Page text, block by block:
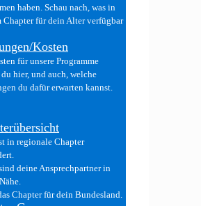
haben. Schau nach, was in
Chapter für dein Alter verfügbar
Kosten
für unsere Programme
hier, und auch, welche
du dafür erwarten kannst.
in regionale Chapter
deine Ansprechpartner in
Chapter für dein Bundesland.